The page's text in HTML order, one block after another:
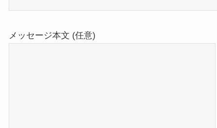
メッセージ本文 (任意)